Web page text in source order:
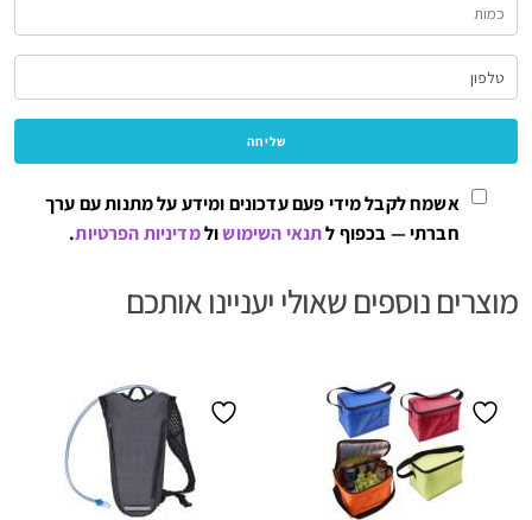
אשמח לקבל מידי פעם עדכונים ומידע על מתנות עם ערך
חברתי — בכפוף לתנאי השימושולמדיניות הפרטיות.
מוצרים נוספים שאולי יעניינו אותכם